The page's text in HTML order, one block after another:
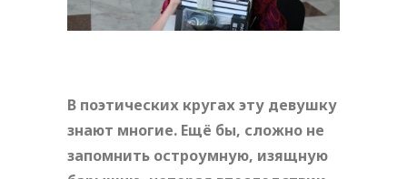
В поэтических кругах эту девушку
знают многие. Ещё бы, сложно не
запомнить остроумную, изящную